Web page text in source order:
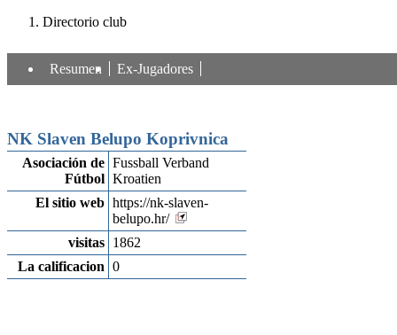
Directorio club
Resumen Ex-Jugadores
NK Slaven Belupo Koprivnica
Asociación de
Fútbol
Fussball Verband
Kroatien
El sitio web https://nk-slaven-
belupo.hr/
visitas 1862
La calificacion 0